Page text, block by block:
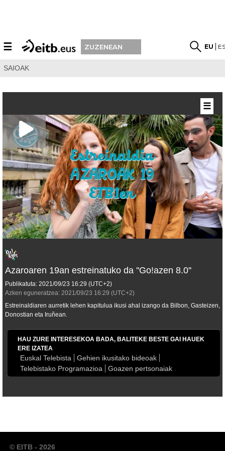
☰ ZUZENEAN EU
SAIOAK
Azaroaren 19an estreinatuko da ''Go!azen 8.0''
Publikatuta: 2021/09/23 16:29 (UTC+2)
Azken eguneratzea: 2021/09/23 16:29 (UTC+2)
Estreinaldiaren aurretik lehen kapitulua ikusi ahal izango da Bilbon, Gasteizen,
Donostian eta Iruñean.
HAU ZURE INTERESEKOA BADA, BALITEKE BESTE GAI HAUEK
ERE IZATEA
Euskal Telebista
Gehien ikusitako bideoak
Telebistako Programazioa
Goazen pertsonaiak
☰
© EITB - 2026